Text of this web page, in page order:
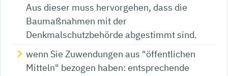
Aus dieser muss hervorgehen, dass die
Baumaßnahmen mit der
Denkmalschutzbehörde abgestimmt sind.
wenn Sie Zuwendungen aus "öffentlichen
Mitteln" bezogen haben: entsprechende